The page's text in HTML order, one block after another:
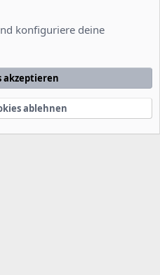
Datenschutzerklärung
2022 XenForo Ltd.
konfiguriere deine
akzeptieren
ablehnen